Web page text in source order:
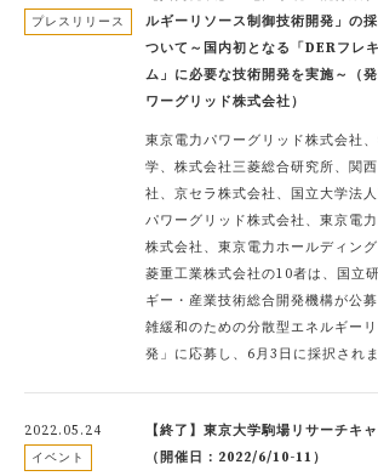
プレスリリース
ルギーリソース制御技術開発」の
ついて～国内初となる「DERフレ
ム」に必要な技術開発を実施～（
ワーグリッド株式会社）
東京電力パワーグリッド株式会社
学、株式会社三菱総合研究所、関
社、京セラ株式会社、国立大学法
パワーグリッド株式会社、東京電
株式会社、東京電力ホールディン
菱重工業株式会社の10者は、国立
ギー・産業技術総合開発機構が公
雑緩和のための分散型エネルギー
発」に応募し、6月3日に採択されま
2022.05.24
イベント
【終了】東京大学駒場リサーチキ
（開催日：2022/6/10-11）